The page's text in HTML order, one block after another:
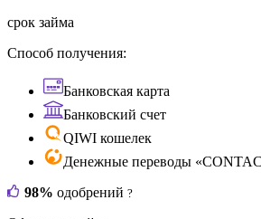
срок займа
Способ получения:
Банковская карта
Банковский счет
QIWI кошелек
Денежные переводы
98% одобрений ?